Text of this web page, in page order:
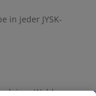
in jeder JYSK-
deiner Wahl